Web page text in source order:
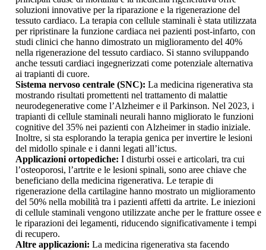
soluzioni innovative per la riparazione e la rigenerazione del
tessuto cardiaco. La terapia con cellule staminali è stata utilizzata
per ripristinare la funzione cardiaca nei pazienti post-infarto, con
studi clinici che hanno dimostrato un miglioramento del 40%
nella rigenerazione del tessuto cardiaco. Si stanno sviluppando
anche tessuti cardiaci ingegnerizzati come potenziale alternativa
ai trapianti di cuore.
Sistema nervoso centrale (SNC): La medicina rigenerativa sta
mostrando risultati promettenti nel trattamento di malattie
neurodegenerative come l’Alzheimer e il Parkinson. Nel 2023, i
trapianti di cellule staminali neurali hanno migliorato le funzioni
cognitive del 35% nei pazienti con Alzheimer in stadio iniziale.
Inoltre, si sta esplorando la terapia genica per invertire le lesioni
del midollo spinale e i danni legati all’ictus.
Applicazioni ortopediche: I disturbi ossei e articolari, tra cui
l’osteoporosi, l’artrite e le lesioni spinali, sono aree chiave che
beneficiano della medicina rigenerativa. Le terapie di
rigenerazione della cartilagine hanno mostrato un miglioramento
del 50% nella mobilità tra i pazienti affetti da artrite. Le iniezioni
di cellule staminali vengono utilizzate anche per le fratture ossee e
le riparazioni dei legamenti, riducendo significativamente i tempi
di recupero.
Altre applicazioni: La medicina rigenerativa sta facendo